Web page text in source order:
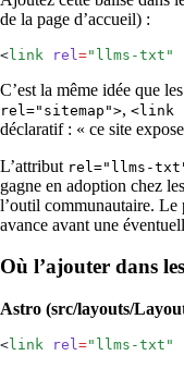
de la page d’accueil) :
<link rel =" llms-txt "
C’est la même idée que
rel="sitemap">, <link
déclaratif : « ce site
L’attribut rel="llms-
gagne en adoption chez
l’outil communautaire. Le
avance avant une
Où l’ajouter dans
Astro (src/layouts/
<link rel=" llms-txt "